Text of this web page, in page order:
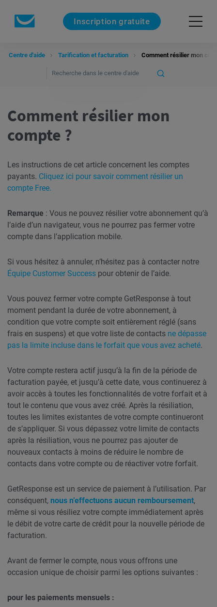
Inscription gratuite
Centre d'aide Tarification et facturation Comment résilier mon
Comment résilier mon
compte ?
Les instructions de cet article concernent les comptes
payants. Cliquez ici pour savoir comment résilier un
compte Free.
Remarque : Vous ne pouvez résilier votre abonnement qu’à
l’aide d’un navigateur, vous ne pourrez pas fermer votre
compte dans l’application mobile.
Si vous hésitez à annuler, n’hésitez pas à contacter notre
Équipe Customer Success pour obtenir de l’aide.
Vous pouvez fermer votre compte GetResponse à tout
moment pendant la durée de votre abonnement, à
condition que votre compte soit entièrement réglé (sans
frais en suspens) et que votre liste de contacts ne dépasse
pas la limite incluse dans le forfait que vous avez acheté.
Votre compte restera actif jusqu’à la fin de la période de
facturation payée, et jusqu’à cette date, vous continuerez à
avoir accès à toutes les fonctionnalités de votre forfait et à
tout le contenu que vous avez créé. Après la résiliation,
toutes les limites existantes de votre compte continueront
de s’appliquer. Si vous dépassez votre limite de contacts
après la résiliation, vous ne pourrez pas ajouter de
nouveaux contacts à moins de réduire le nombre de
contacts dans votre compte ou de réactiver votre forfait.
GetResponse est un service de paiement à l’utilisation. Par
conséquent, nous n’effectuons aucun remboursement,
même si vous résiliez votre compte immédiatement après
le débit de votre carte de crédit pour la nouvelle période de
facturation.
Avant de fermer le compte, nous vous offrons une
occasion unique de choisir parmi les options suivantes :
pour les paiements mensuels :